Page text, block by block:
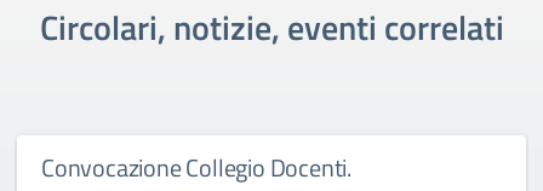
Circolari, notizie, eventi correlati
Convocazione Collegio Docenti.